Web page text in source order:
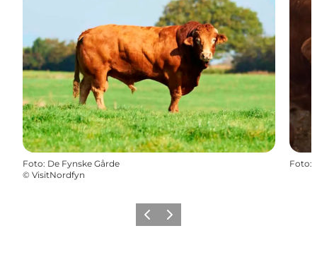
Foto: De Fynske Gårde
© VisitNordfyn
Foto:
Vorherige Folie
Nächste Folie